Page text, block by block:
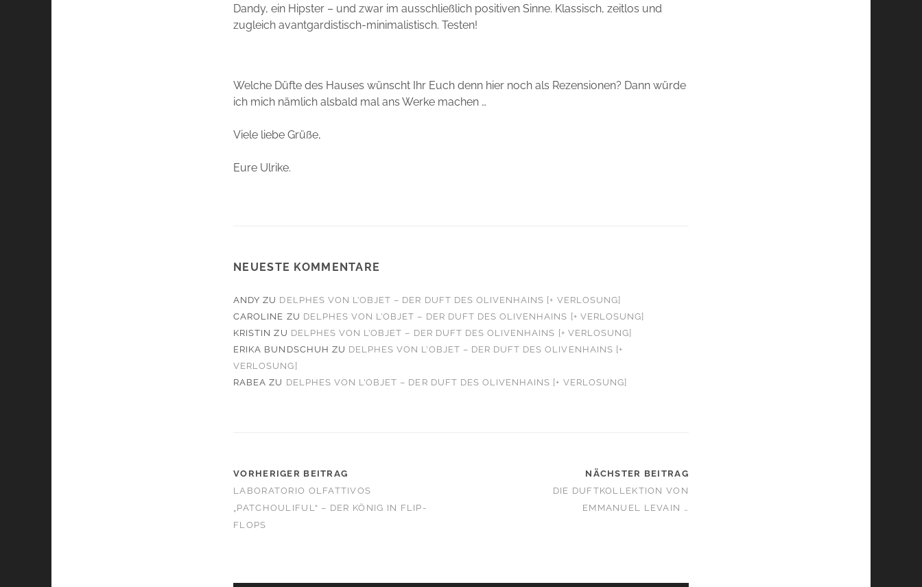
Dandy, ein Hipster – und zwar im ausschließlich positiven Sinne. Klassisch, zeitlos und
zugleich avantgardistisch-minimalistisch. Testen!
Welche Düfte des Hauses wünscht Ihr Euch denn hier noch als Rezensionen? Dann würde
ich mich nämlich alsbald mal ans Werke machen …
Viele liebe Grüße,
Eure Ulrike.
NEUESTE KOMMENTARE
ANDY ZU DELPHES VON L’OBJET – DER DUFT DES OLIVENHAINS [+ VERLOSUNG]
CAROLINE ZU DELPHES VON L’OBJET – DER DUFT DES OLIVENHAINS [+ VERLOSUNG]
KRISTIN ZU DELPHES VON L’OBJET – DER DUFT DES OLIVENHAINS [+ VERLOSUNG]
ERIKA BUNDSCHUH ZU DELPHES VON L’OBJET – DER DUFT DES OLIVENHAINS [+
VERLOSUNG]
RABEA ZU DELPHES VON L’OBJET – DER DUFT DES OLIVENHAINS [+ VERLOSUNG]
VORHERIGER BEITRAG
LABORATORIO OLFATTIVOS
„PATCHOULIFUL“ – DER KÖNIG IN FLIP-
FLOPS
NÄCHSTER BEITRAG
DIE DUFTKOLLEKTION VON
EMMANUEL LEVAIN …